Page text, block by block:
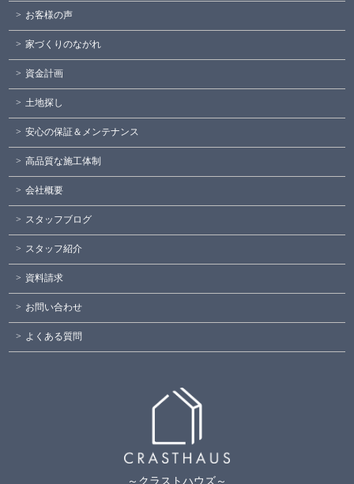
お客様の声
家づくりのながれ
資金計画
土地探し
安心の保証＆メンテナンス
高品質な施工体制
会社概要
スタッフブログ
スタッフ紹介
資料請求
お問い合わせ
よくある質問
～クラストハウズ～